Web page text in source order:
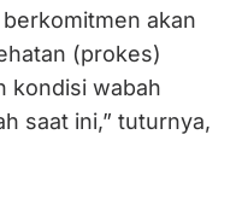
akan
(prokes)
kondisi wabah
saat ini,” tuturnya,